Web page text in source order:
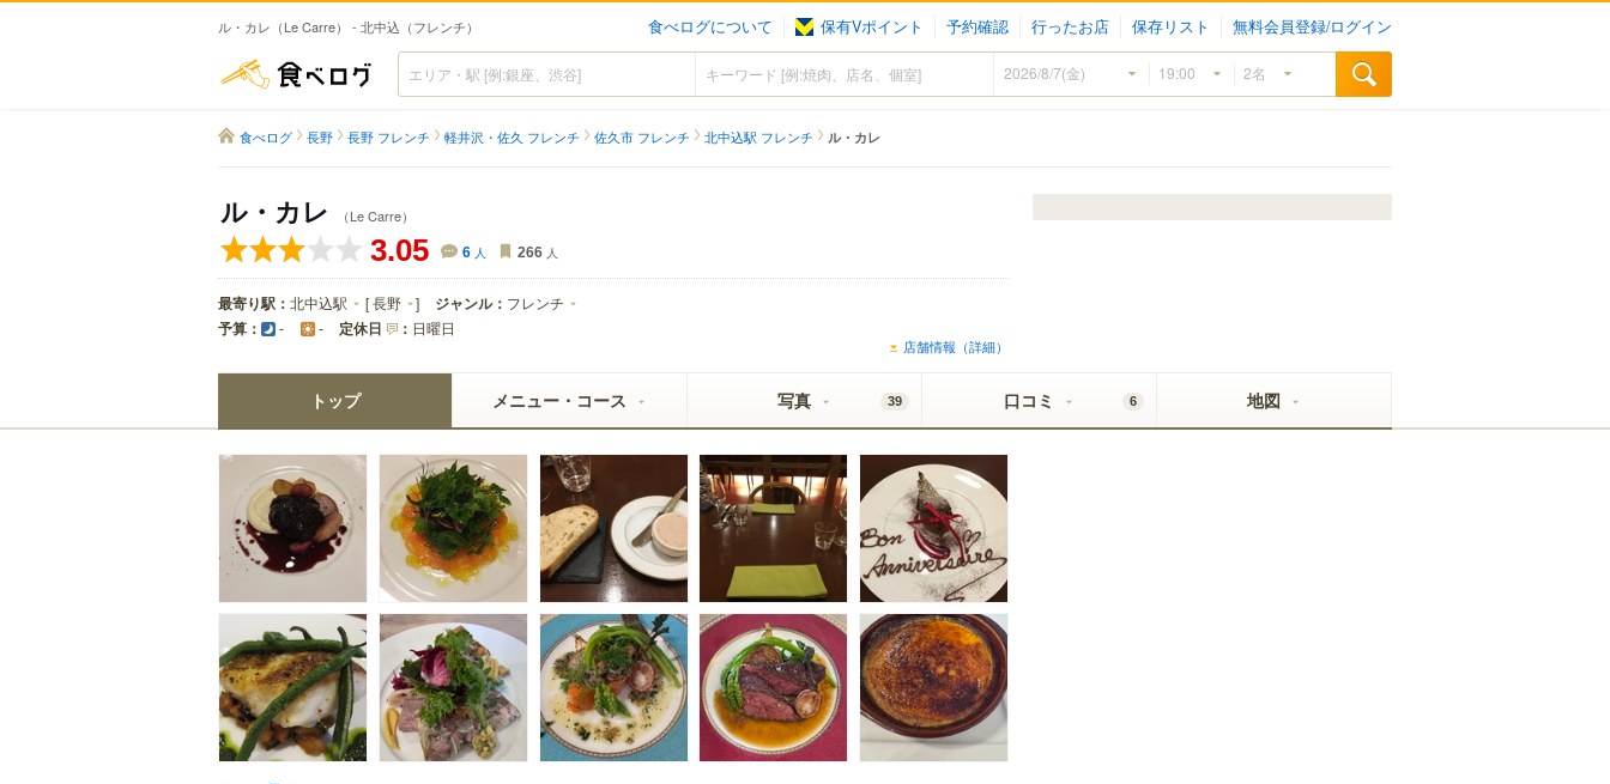
ル・カレ（Le Carre） - 北中込（フレンチ） 食べログについて 保有Vポイント 予約確認 行ったお店 保存リスト 無料会員登録/ログイン
食べログ
食べログ 長野 長野 フレンチ 軽井沢・佐久 フレンチ 佐久市 フレンチ 北中込駅 フレンチ ル・カレ
ル・カレ （Le Carre）
3.05 6 人 266 人
最寄り駅： 北中込駅 [長野 ] ジャンル： フレンチ
予算： - - 定休日 ： 日曜日
店舗情報（詳細）
トップ メニュー・コース 写真 39 口コミ 6 地図